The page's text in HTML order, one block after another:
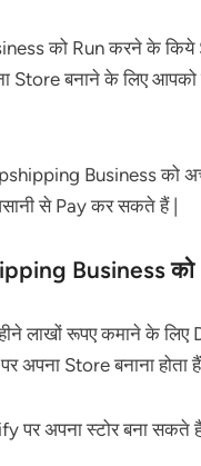
को Run करने के
Store बनाने के लिए आपको
Business को
से Pay कर सकते हैं |
Business को
लाखों रूपए कमाने के
Store बनाना होता हैं |
अपना स्टोर बना सकते हैं